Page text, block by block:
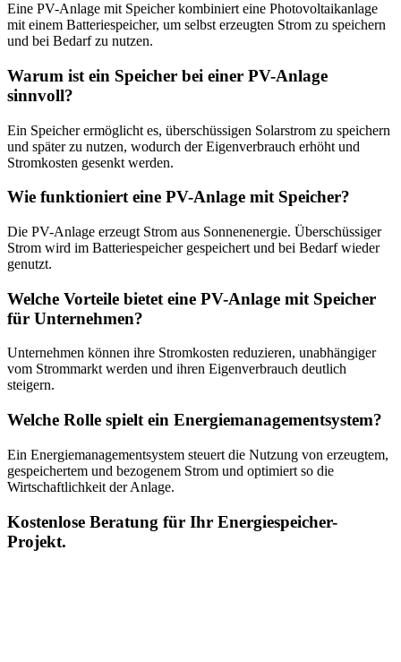
Eine PV-Anlage mit Speicher kombiniert eine Photovoltaikanlage
mit einem Batteriespeicher, um selbst erzeugten Strom zu speichern
und bei Bedarf zu nutzen.
Warum ist ein Speicher bei einer PV-Anlage
sinnvoll?
Ein Speicher ermöglicht es, überschüssigen Solarstrom zu speichern
und später zu nutzen, wodurch der Eigenverbrauch erhöht und
Stromkosten gesenkt werden.
Wie funktioniert eine PV-Anlage mit Speicher?
Die PV-Anlage erzeugt Strom aus Sonnenenergie. Überschüssiger
Strom wird im Batteriespeicher gespeichert und bei Bedarf wieder
genutzt.
Welche Vorteile bietet eine PV-Anlage mit Speicher
für Unternehmen?
Unternehmen können ihre Stromkosten reduzieren, unabhängiger
vom Strommarkt werden und ihren Eigenverbrauch deutlich
steigern.
Welche Rolle spielt ein Energiemanagementsystem?
Ein Energiemanagementsystem steuert die Nutzung von erzeugtem,
gespeichertem und bezogenem Strom und optimiert so die
Wirtschaftlichkeit der Anlage.
Kostenlose Beratung für Ihr Energiespeicher-
Projekt.